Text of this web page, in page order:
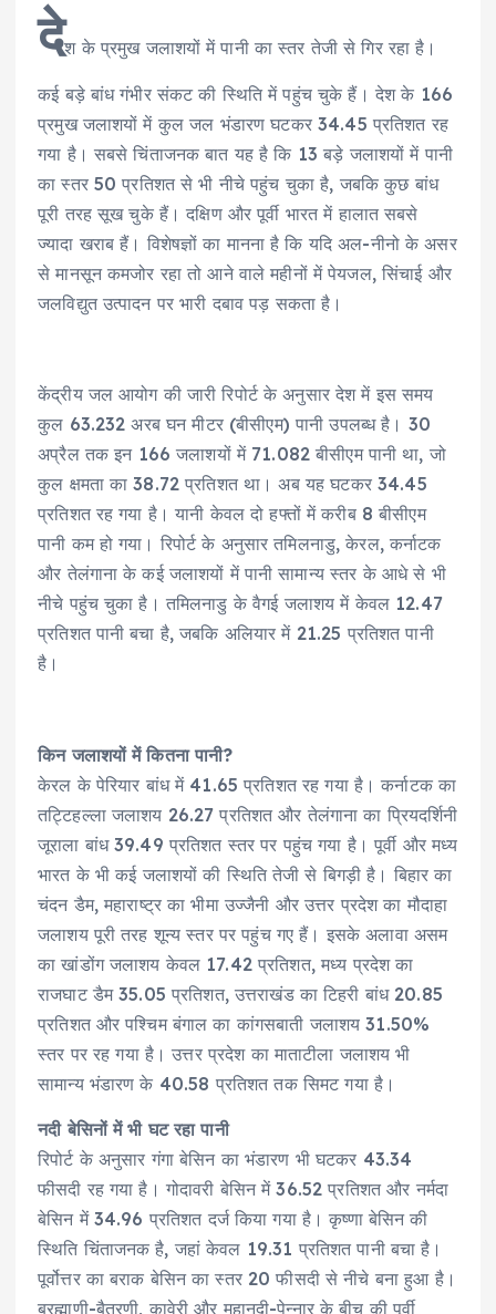
देश के प्रमुख जलाशयों में पानी का स्तर तेजी से गिर रहा है।
कई बड़े बांध गंभीर संकट की स्थिति में पहुंच चुके हैं। देश के 166
प्रमुख जलाशयों में कुल जल भंडारण घटकर 34.45 प्रतिशत रह
गया है। सबसे चिंताजनक बात यह है कि 13 बड़े जलाशयों में पानी
का स्तर 50 प्रतिशत से भी नीचे पहुंच चुका है, जबकि कुछ बांध
पूरी तरह सूख चुके हैं। दक्षिण और पूर्वी भारत में हालात सबसे
ज्यादा खराब हैं। विशेषज्ञों का मानना है कि यदि अल-नीनो के असर
से मानसून कमजोर रहा तो आने वाले महीनों में पेयजल, सिंचाई और
जलविद्युत उत्पादन पर भारी दबाव पड़ सकता है।
केंद्रीय जल आयोग की जारी रिपोर्ट के अनुसार देश में इस समय
कुल 63.232 अरब घन मीटर (बीसीएम) पानी उपलब्ध है। 30
अप्रैल तक इन 166 जलाशयों में 71.082 बीसीएम पानी था, जो
कुल क्षमता का 38.72 प्रतिशत था। अब यह घटकर 34.45
प्रतिशत रह गया है। यानी केवल दो हफ्तों में करीब 8 बीसीएम
पानी कम हो गया। रिपोर्ट के अनुसार तमिलनाडु, केरल, कर्नाटक
और तेलंगाना के कई जलाशयों में पानी सामान्य स्तर के आधे से भी
नीचे पहुंच चुका है। तमिलनाडु के वैगई जलाशय में केवल 12.47
प्रतिशत पानी बचा है, जबकि अलियार में 21.25 प्रतिशत पानी
है।
किन जलाशयों में कितना पानी?
केरल के पेरियार बांध में 41.65 प्रतिशत रह गया है। कर्नाटक का
तट्टिहल्ला जलाशय 26.27 प्रतिशत और तेलंगाना का प्रियदर्शिनी
जूराला बांध 39.49 प्रतिशत स्तर पर पहुंच गया है। पूर्वी और मध्य
भारत के भी कई जलाशयों की स्थिति तेजी से बिगड़ी है। बिहार का
चंदन डैम, महाराष्ट्र का भीमा उज्जैनी और उत्तर प्रदेश का मौदाहा
जलाशय पूरी तरह शून्य स्तर पर पहुंच गए हैं। इसके अलावा असम
का खांडोंग जलाशय केवल 17.42 प्रतिशत, मध्य प्रदेश का
राजघाट डैम 35.05 प्रतिशत, उत्तराखंड का टिहरी बांध 20.85
प्रतिशत और पश्चिम बंगाल का कांगसबाती जलाशय 31.50%
स्तर पर रह गया है। उत्तर प्रदेश का माताटीला जलाशय भी
सामान्य भंडारण के 40.58 प्रतिशत तक सिमट गया है।
नदी बेसिनों में भी घट रहा पानी
रिपोर्ट के अनुसार गंगा बेसिन का भंडारण भी घटकर 43.34
फीसदी रह गया है। गोदावरी बेसिन में 36.52 प्रतिशत और नर्मदा
बेसिन में 34.96 प्रतिशत दर्ज किया गया है। कृष्णा बेसिन की
स्थिति चिंताजनक है, जहां केवल 19.31 प्रतिशत पानी बचा है।
पूर्वोत्तर का बराक बेसिन का स्तर 20 फीसदी से नीचे बना हुआ है।
ब्रह्माणी-बैतरणी, कावेरी और महानदी-पेन्नार के बीच की पूर्वी